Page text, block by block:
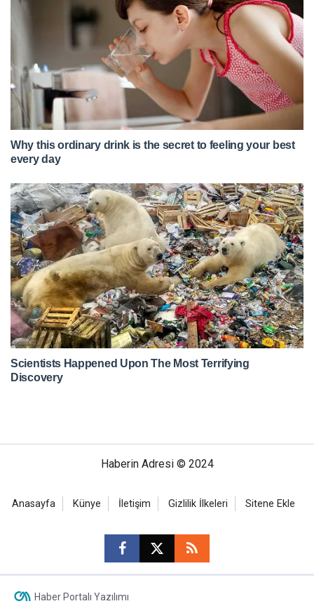
Haberin Adresi © 2024
Anasayfa Künye İletişim Gizlilik İlkeleri Sitene Ekle
Haber Portalı Yazılımı